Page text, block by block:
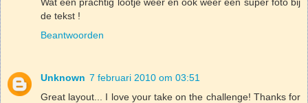
de tekst !
Beantwoorden
Unknown 7 februari 2010 om 03:51
Great layout... I love your take on the challenge! Thanks for